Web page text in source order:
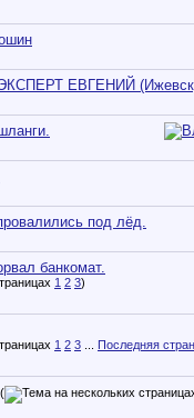
ЕВГЕНИЙ
под лёд.
банкомат.
1 2 3)
1 2 3
Последняя
(